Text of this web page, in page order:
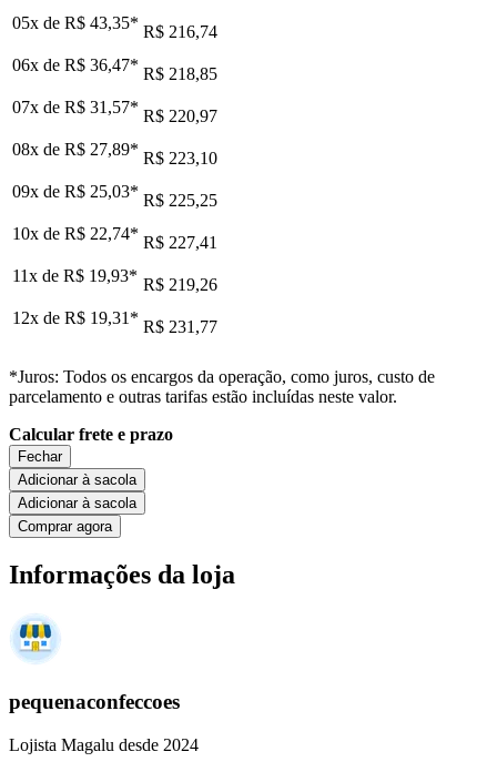
05x de R$ 43,35* R$ 216,74
06x de R$ 36,47* R$ 218,85
07x de R$ 31,57* R$ 220,97
08x de R$ 27,89* R$ 223,10
09x de R$ 25,03* R$ 225,25
10x de R$ 22,74* R$ 227,41
11x de R$ 19,93* R$ 219,26
12x de R$ 19,31 * R$ 231,77
*Juros: Todos os encargos da operação, como juros, custo de
parcelamento e outras tarifas estão incluídas neste valor.
Calcular frete e prazo
Fechar
Adicionar à sacola
Adicionar à sacola
Comprar agora
Informações da loja
pequenaconfeccoes
Lojista Magalu desde 2024